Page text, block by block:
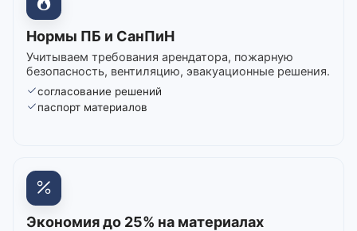
Нормы ПБ и СанПиН
Учитываем требования арендатора, пожарную
безопасность, вентиляцию, эвакуационные решения.
согласование решений
паспорт материалов
Экономия до 25% на материалах